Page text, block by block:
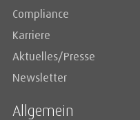
Compliance
Karriere
Aktuelles/Presse
Newsletter
Allgemein